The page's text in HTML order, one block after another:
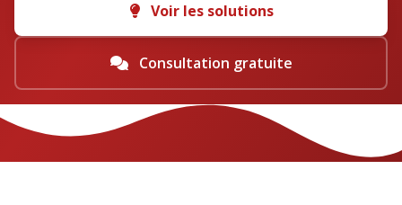
Voir les solutions
Consultation gratuite